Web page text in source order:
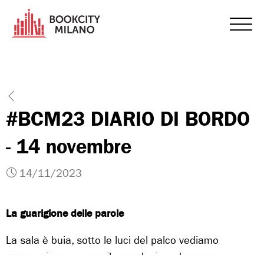
#BCM23 DIARIO DI BORDO
- 14 novembre
14/11/2023
La guarigione delle parole
La sala è buia, sotto le luci del palco vediamo